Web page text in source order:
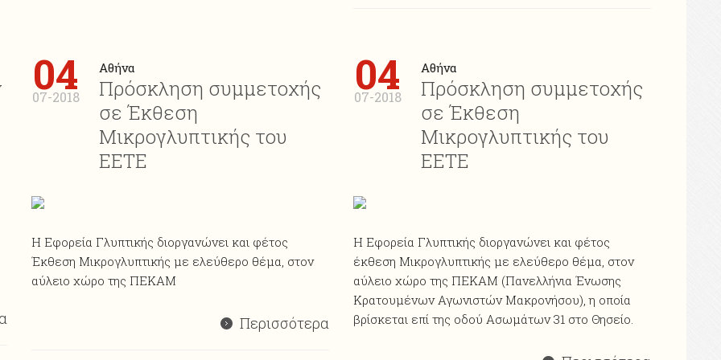
04
07-2018
Αθήνα
Πρόσκληση συμμετοχής
σε Έκθεση
Μικρογλυπτικής του
ΕΕΤΕ
Η Εφορεία Γλυπτικής διοργανώνει και φέτος
Έκθεση Mικρογλυπτικής με ελεύθερο θέμα, στον
αύλειο χώρο της ΠΕΚΑΜ
Περισσότερα
04
07-2018
Αθήνα
Πρόσκληση συμμετοχής
σε Έκθεση
Μικρογλυπτικής του
ΕΕΤΕ
Η Εφορεία Γλυπτικής διοργανώνει και φέτος
έκθεση Mικρογλυπτικής με ελεύθερο θέμα, στον
αύλειο χώρο της ΠΕΚΑΜ (Πανελλήνια Ένωσης
Κρατουμένων Αγωνιστών Μακρονήσου), η οποία
βρίσκεται επί της οδού Ασωμάτων 31 στο Θησείο.